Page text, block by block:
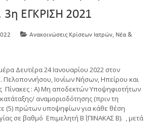
ΕΓΚΡΙΣΗ 2021
Ανακοινώσεις Κρίσεων Ιατρών, Νέα &
Δευτέρα 24 Ιανουαρίου 2022 στον
Πελοποννήσου, Ιονίων Νήσων, Ηπείρου και
Πίνακες : Α) Μη αποδεκτών Υποψηφιοτήτων
αναμοριοδότησης (πριν τη
(5) πρώτων υποψηφίων για κάθε θέση
σε βαθμό Επιμελητή Β΄ (ΠΙΝΑΚΑΣ Β). , μετά